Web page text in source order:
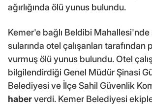
ağırlığında ölü yunus bulundu.
Kemer'e bağlı Beldibi
sularında otel çalışanları tarafından
vurmuş ölü yunus bulundu. Otel
bilgilendirdiği Genel Müdür Şinasi
Belediyesi ve İlçe Sahil Güvenlik
haberverdi. Kemer Belediyesi